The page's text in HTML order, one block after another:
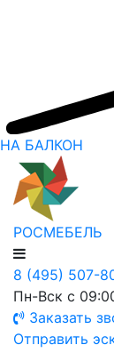
НА БАЛКОН
РОСМЕБЕЛЬ
8 (495) 507-
Пн-Вск с
Заказать
Отправить